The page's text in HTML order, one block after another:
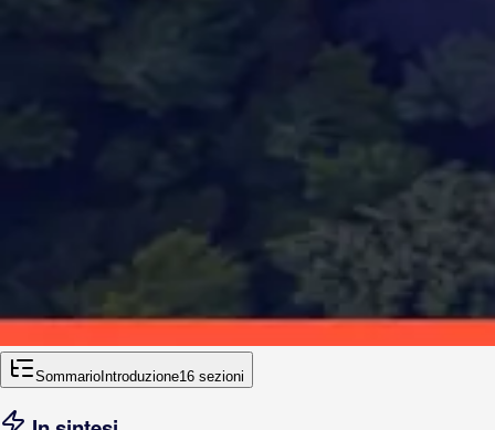
Sommario Introduzione16 sezioni